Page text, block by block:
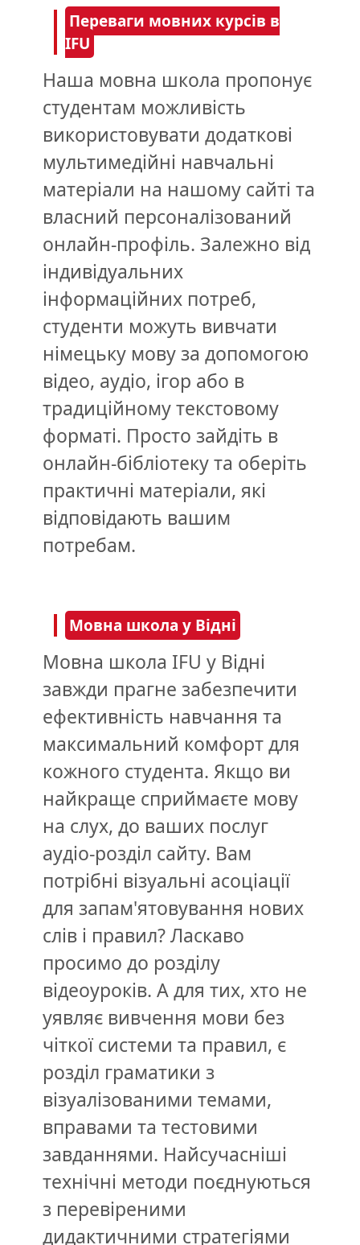
Переваги мовних курсів в
IFU
Наша мовна школа пропонує
студентам можливість
використовувати додаткові
мультимедійні навчальні
матеріали на нашому сайті та
власний персоналізований
онлайн-профіль. Залежно від
індивідуальних
інформаційних потреб,
студенти можуть вивчати
німецьку мову за допомогою
відео, аудіо, ігор або в
традиційному текстовому
форматі. Просто зайдіть в
онлайн-бібліотеку та оберіть
практичні матеріали, які
відповідають вашим
потребам.
Мовна школа у Відні
Мовна школа IFU у Відні
завжди прагне забезпечити
ефективність навчання та
максимальний комфорт для
кожного студента. Якщо ви
найкраще сприймаєте мову
на слух, до ваших послуг
аудіо-розділ сайту. Вам
потрібні візуальні асоціації
для запам'ятовування нових
слів і правил? Ласкаво
просимо до розділу
відеоуроків. А для тих, хто не
уявляє вивчення мови без
чіткої системи та правил, є
розділ граматики з
візуалізованими темами,
вправами та тестовими
завданнями. Найсучасніші
технічні методи поєднуються
з перевіреними
дидактичними стратегіями